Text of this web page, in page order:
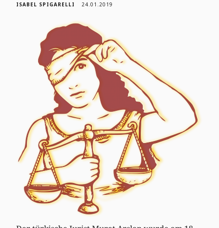
ISABEL SPIGARELLI 24.01.2019